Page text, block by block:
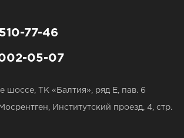
77-46
05-07
шоссе, ТК «Балтия», ряд Е, пав. 6
Институтский проезд, 4, стр.